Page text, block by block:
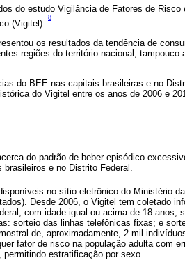
do estudo Vigilância de Fatores de Risco
(Vigitel).
8
os resultados da tendência de
regiões do território nacional, tampouco
do BEE nas capitais brasileiras e no
do Vigitel entre os anos de 2006 e
do padrão de beber episódico
e no Distrito Federal.
no sítio eletrônico do Ministério
Desde 2006, o Vigitel tem coletado
com idade igual ou acima de 18 anos,
sorteio das linhas telefônicas fixas; e
de, aproximadamente, 2 mil
fator de risco na população adulta com
estratificação por sexo.